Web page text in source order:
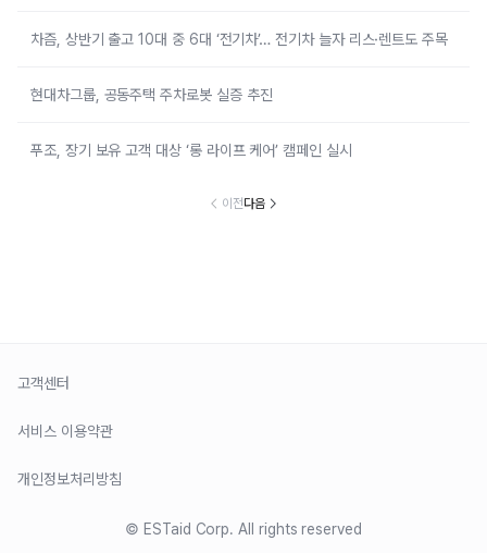
차즘, 상반기 출고 10대 중 6대 ‘전기차’… 전기차 늘자 리스·렌트도 주목
현대차그룹, 공동주택 주차로봇 실증 추진
푸조, 장기 보유 고객 대상 ‘롱 라이프 케어’ 캠페인 실시
이전다음
고객센터
서비스 이용약관
개인정보처리방침
© ESTaid Corp. All rights reserved